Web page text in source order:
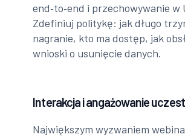
end‑to‑end i przechowywanie w
Zdefiniuj politykę: jak długo
nagranie, kto ma dostęp, jak
wnioski o usunięcie danych.
Interakcja i angażowanie
Największym wyzwaniem